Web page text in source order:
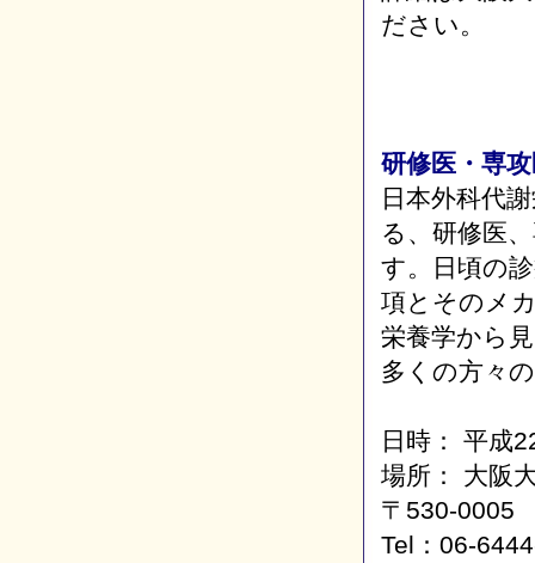
ださい。
研修医・専
日本外科代
る、研修医
す。日頃の
項とそのメ
栄養学から
多くの方々
日時： 平成
場所： 大阪
〒530-0005
Tel：06-